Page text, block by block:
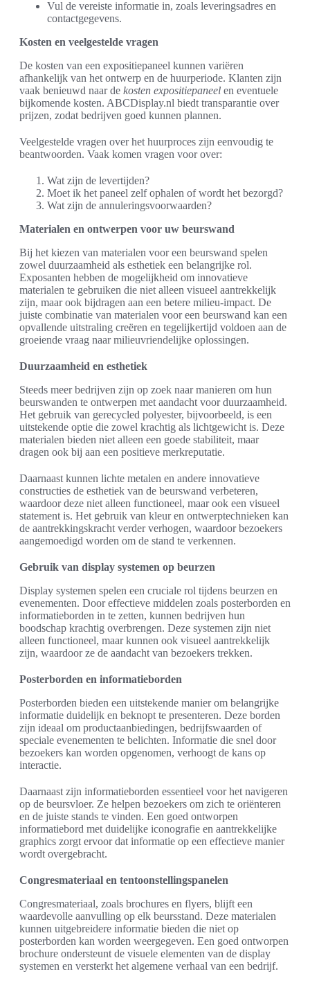
Vul de vereiste informatie in, zoals leveringsadres en
contactgegevens.
Kosten en veelgestelde vragen
De kosten van een expositiepaneel kunnen variëren
afhankelijk van het ontwerp en de huurperiode. Klanten zijn
vaak benieuwd naar de kosten expositiepaneel en eventuele
bijkomende kosten. ABCDisplay.nl biedt transparantie over
prijzen, zodat bedrijven goed kunnen plannen.
Veelgestelde vragen over het huurproces zijn eenvoudig te
beantwoorden. Vaak komen vragen voor over:
Wat zijn de levertijden?
Moet ik het paneel zelf ophalen of wordt het bezorgd?
Wat zijn de annuleringsvoorwaarden?
Materialen en ontwerpen voor uw beurswand
Bij het kiezen van materialen voor een beurswand spelen
zowel duurzaamheid als esthetiek een belangrijke rol.
Exposanten hebben de mogelijkheid om innovatieve
materialen te gebruiken die niet alleen visueel aantrekkelijk
zijn, maar ook bijdragen aan een betere milieu-impact. De
juiste combinatie van materialen voor een beurswand kan een
opvallende uitstraling creëren en tegelijkertijd voldoen aan de
groeiende vraag naar milieuvriendelijke oplossingen.
Duurzaamheid en esthetiek
Steeds meer bedrijven zijn op zoek naar manieren om hun
beurswanden te ontwerpen met aandacht voor duurzaamheid.
Het gebruik van gerecycled polyester, bijvoorbeeld, is een
uitstekende optie die zowel krachtig als lichtgewicht is. Deze
materialen bieden niet alleen een goede stabiliteit, maar
dragen ook bij aan een positieve merkreputatie.
Daarnaast kunnen lichte metalen en andere innovatieve
constructies de esthetiek van de beurswand verbeteren,
waardoor deze niet alleen functioneel, maar ook een visueel
statement is. Het gebruik van kleur en ontwerptechnieken kan
de aantrekkingskracht verder verhogen, waardoor bezoekers
aangemoedigd worden om de stand te verkennen.
Gebruik van display systemen op beurzen
Display systemen spelen een cruciale rol tijdens beurzen en
evenementen. Door effectieve middelen zoals posterborden en
informatieborden in te zetten, kunnen bedrijven hun
boodschap krachtig overbrengen. Deze systemen zijn niet
alleen functioneel, maar kunnen ook visueel aantrekkelijk
zijn, waardoor ze de aandacht van bezoekers trekken.
Posterborden en informatieborden
Posterborden bieden een uitstekende manier om belangrijke
informatie duidelijk en beknopt te presenteren. Deze borden
zijn ideaal om productaanbiedingen, bedrijfswaarden of
speciale evenementen te belichten. Informatie die snel door
bezoekers kan worden opgenomen, verhoogt de kans op
interactie.
Daarnaast zijn informatieborden essentieel voor het navigeren
op de beursvloer. Ze helpen bezoekers om zich te oriënteren
en de juiste stands te vinden. Een goed ontworpen
informatiebord met duidelijke iconografie en aantrekkelijke
graphics zorgt ervoor dat informatie op een effectieve manier
wordt overgebracht.
Congresmateriaal en tentoonstellingspanelen
Congresmateriaal, zoals brochures en flyers, blijft een
waardevolle aanvulling op elk beursstand. Deze materialen
kunnen uitgebreidere informatie bieden die niet op
posterborden kan worden weergegeven. Een goed ontworpen
brochure ondersteunt de visuele elementen van de display
systemen en versterkt het algemene verhaal van een bedrijf.